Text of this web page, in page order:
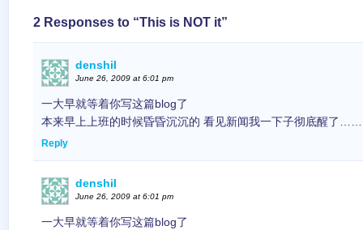
2 Responses to “This is NOT it”
denshil
June 26, 2009 at 6:01 pm
一大早就等着你写这篇blog了
本来早上上班的时候昏昏沉沉的 看见新闻我一下子彻底醒了……
Reply
denshil
June 26, 2009 at 6:01 pm
一大早就等着你写这篇blog了